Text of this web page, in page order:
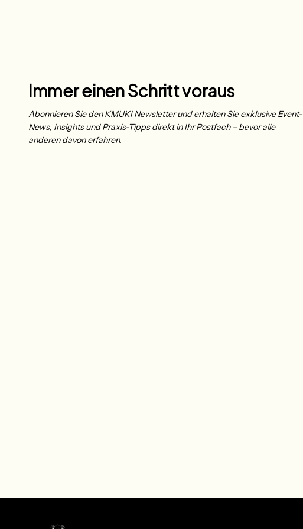
Immer einen Schritt voraus
Abonnieren Sie den KMUKI Newsletter und erhalten Sie exklusive Event-
News, Insights und Praxis-Tipps direkt in Ihr Postfach – bevor alle
anderen davon erfahren.